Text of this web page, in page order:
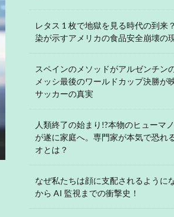
レタス 1 枚で地獄を見る時代の到来
染が示すアメリカの食品安全崩壊の
スペインのメソッドがアルゼンチン
メッシ最後のワールドカップ決勝が
サッカーの真実
人類終了の始まり!?本物のヒューマ
が遂に家庭へ。専門家が本気で恐れ
オとは？
なぜ私たちは顔に支配されるように
から AI 監視までの衝撃史！